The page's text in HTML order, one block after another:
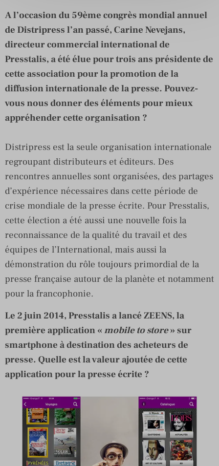
A l’occasion du 59ème congrès mondial annuel
de Distripress l’an passé, Carine Nevejans,
directeur commercial international de
Presstalis, a été élue pour trois ans présidente de
cette association pour la promotion de la
diffusion internationale de la presse. Pouvez-
vous nous donner des éléments pour mieux
appréhender cette organisation ?
Distripress est la seule organisation internationale
regroupant distributeurs et éditeurs. Des
rencontres annuelles sont organisées, des partages
d’expérience nécessaires dans cette période de
crise mondiale de la presse écrite. Pour Presstalis,
cette élection a été aussi une nouvelle fois la
reconnaissance de la qualité du travail et des
équipes de l’International, mais aussi la
démonstration du rôle toujours primordial de la
presse française autour de la planète et notamment
pour la francophonie.
Le 2 juin 2014, Presstalis a lancé ZEENS, la
première application « mobile to store» sur
smartphone à destination des acheteurs de
presse. Quelle est la valeur ajoutée de cette
application pour la presse écrite ?